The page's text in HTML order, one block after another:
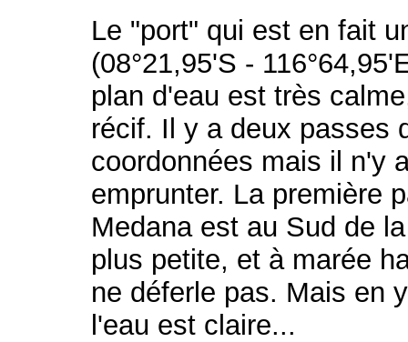
Le "port" qui est en fait
(08°21,95'S -
plan d'eau est très
récif. Il y a deux passes
coordonnées mais il n'y
emprunter. La première
Medana est au Sud de
plus petite, et à marée
ne déferle pas. Mais en
l'eau est claire...